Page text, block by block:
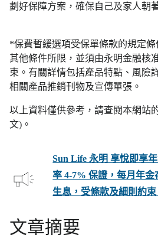
劃好保障方案，確保自己及家人朝
*保費暫緩選項受保單條款的規定
其他條件所限，並須由永明金融核
束。有關詳情包括產品特點、風險
相關產品推銷刊物及宣傳單張。
以上資料僅供參考，請查閱本網站
文)。
Sun Life 永明 享悅即享
率 4-7% 保證，每月年
生息，受條款及細則約束
文章摘要